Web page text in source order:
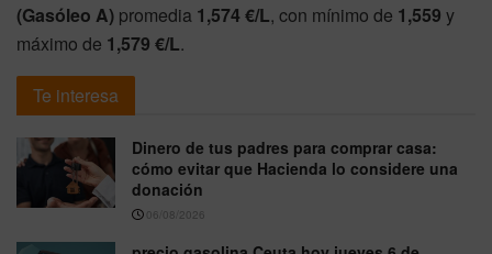
(Gasóleo A) promedia 1,574 €/L, con mínimo de 1,559 y
máximo de 1,579 €/L.
Te interesa
Dinero de tus padres para comprar casa:
cómo evitar que Hacienda lo considere una
donación
06/08/2026